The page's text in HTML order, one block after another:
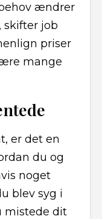
ændrer
skifter job
priser
mange
er det en
du og
noget
blev syg i
mistede dit